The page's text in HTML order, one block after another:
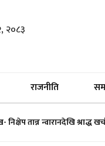
२०८३
राजनीति
निक्षेप तान्न न्वारानदेखि